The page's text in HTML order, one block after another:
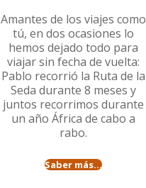
Amantes de los viajes como
tú, en dos ocasiones lo
hemos dejado todo para
viajar sin fecha de vuelta:
Pablo recorrió la Ruta de la
Seda durante 8 meses y
juntos recorrimos durante
un añoÁfrica de cabo a
rabo.
Saber más...